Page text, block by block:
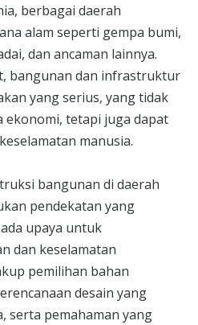
berbagai daerah
alam seperti gempa bumi,
dan ancaman lainnya.
bangunan dan infrastruktur
yang serius, yang tidak
ekonomi, tetapi juga dapat
manusia.
bangunan di daerah
pendekatan yang
upaya untuk
dan keselamatan
pemilihan bahan
desain yang
serta pemahaman yang